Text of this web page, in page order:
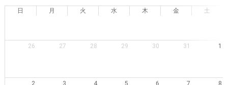
日 月 火 水 木 金 土
26 27 28 29 30 31 1